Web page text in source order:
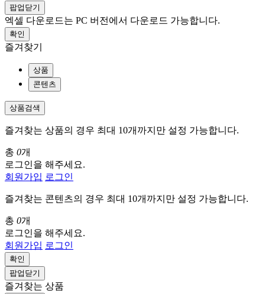
팝업닫기
엑셀 다운로드는 PC 버전에서 다운로드 가능합니다.
확인
즐겨찾기
상품
콘텐츠
상품검색
즐겨찾는 상품의 경우 최대 10개까지만 설정 가능합니다.
총 0개
로그인을 해주세요.
회원가입 로그인
즐겨찾는 콘텐츠의 경우 최대 10개까지만 설정 가능합니다.
총 0개
로그인을 해주세요.
회원가입 로그인
확인
팝업닫기
즐겨찾는 상품